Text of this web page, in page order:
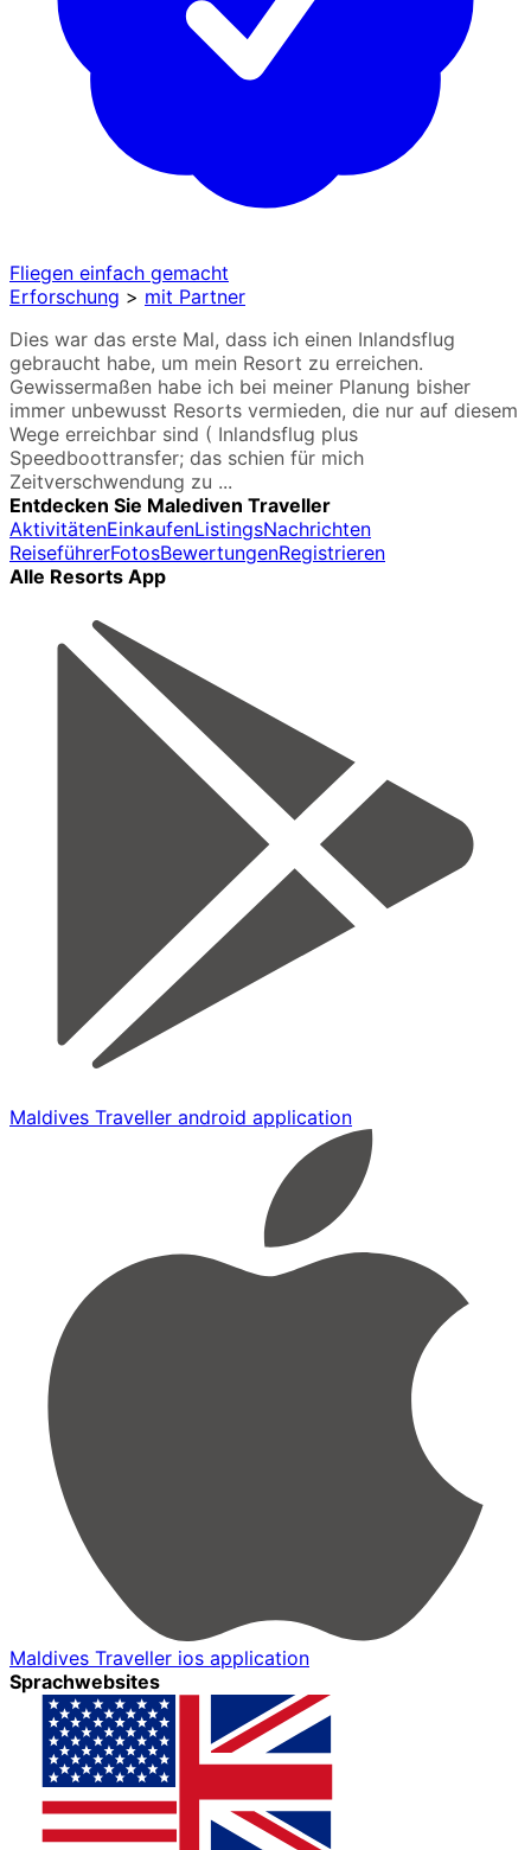
Fliegen einfach gemacht
Erforschung > mit Partner
Dies war das erste Mal, dass ich einen Inlandsflug
gebraucht habe, um mein Resort zu erreichen.
Gewissermaßen habe ich bei meiner Planung bisher
immer unbewusst Resorts vermieden, die nur auf diesem
Wege erreichbar sind ( Inlandsflug plus
Speedboottransfer; das schien für mich
Zeitverschwendung zu ...
Entdecken Sie Malediven Traveller
AktivitätenEinkaufenListingsNachrichten
ReiseführerFotosBewertungenRegistrieren
Alle Resorts App
Maldives Traveller android application
Maldives Traveller ios application
Sprachwebsites